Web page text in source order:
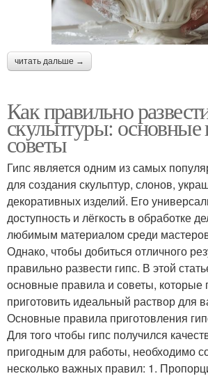
читать дальше →
Как правильно
скульптуры: основные
советы
Гипс является одним из самых
для создания скульптур, слонов,
декоративных изделий. Его
доступность и лёгкость в обработке
любимым материалом среди
Однако, чтобы добиться отличного
правильно развести гипс. В этой
основные правила и советы, которые
приготовить идеальный раствор для
Основные правила приготовления
Для того чтобы гипс получился
пригодным для работы, необходимо
несколько важных правил: 1.